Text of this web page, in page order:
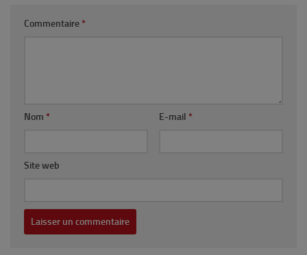
Commentaire *
Nom * E-mail *
Site web